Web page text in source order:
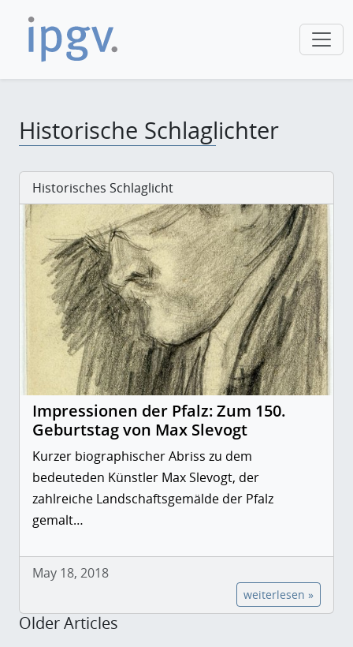
Historische Schlaglichter
Historisches Schlaglicht
Impressionen der Pfalz: Zum 150.
Geburtstag von Max Slevogt
Kurzer biographischer Abriss zu dem
bedeuteden Künstler Max Slevogt, der
zahlreiche Landschaftsgemälde der Pfalz
gemalt…
May 18, 2018
weiterlesen »
Older Articles